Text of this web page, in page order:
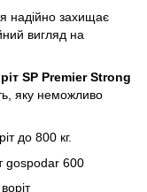
надійно захищає
вигляд на
SP Premier Strong
яку неможливо